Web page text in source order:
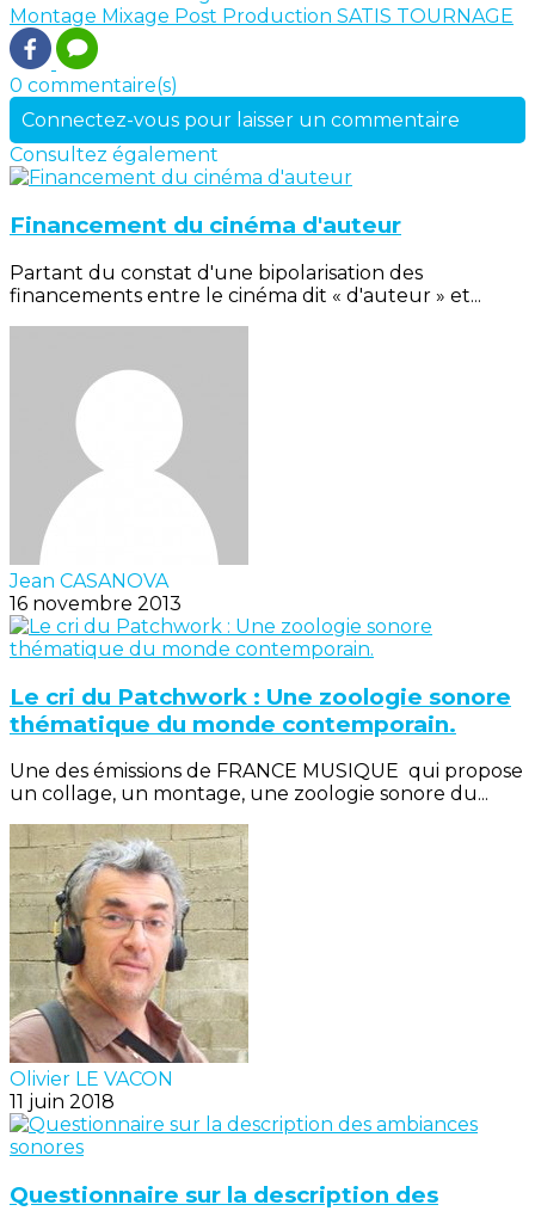
Montage Mixage Post Production SATIS TOURNAGE
0 commentaire(s)
Connectez-vous pour laisser un commentaire
Consultez également
Financement du cinéma d'auteur
Partant du constat d'une bipolarisation des
financements entre le cinéma dit « d'auteur » et...
Jean CASANOVA
16 novembre 2013
Le cri du Patchwork : Une zoologie sonore
thématique du monde contemporain.
Une des émissions de FRANCE MUSIQUE qui propose
un collage, un montage, une zoologie sonore du...
Olivier LE VACON
11 juin 2018
Questionnaire sur la description des